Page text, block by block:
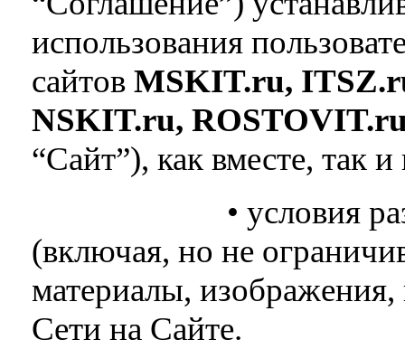
использования
сайтов MSKIT.ru,
NSKIT.ru, ROSTOVIT.
“Сайт”), как вместе, так
• условия
(включая, но не
материалы,
Сети на Сайте.